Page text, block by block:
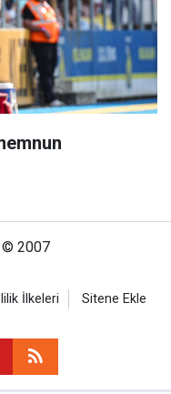
© 2007
İlkeleri Sitene Ekle